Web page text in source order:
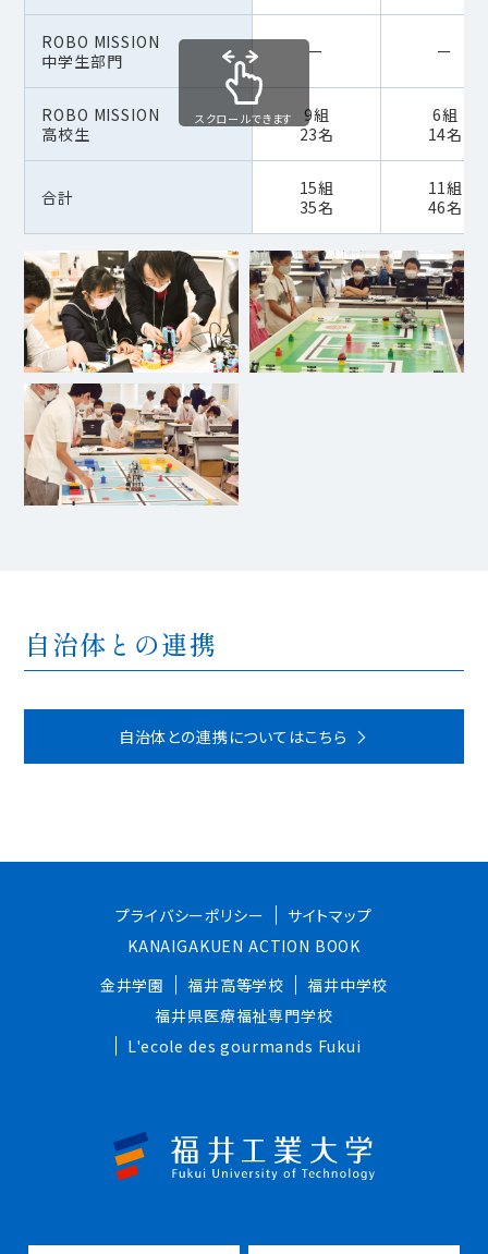
ROBO MISSION
中学生部門
ー ー
ROBO MISSION
高校生
9組
23名
6組
14名
合計
15組
35名
11組
46名
スクロールできます
自治体との連携
自治体との連携についてはこちら
プライバシーポリシー
サイトマップ
KANAIGAKUEN ACTION BOOK
金井学園
福井高等学校
福井中学校
福井県医療福祉専門学校
L'ecole des gourmands Fukui